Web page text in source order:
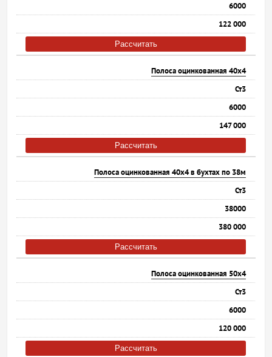
6000
122 000
Рассчитать
Полоса оцинкованная 40х4
Ст3
6000
147 000
Рассчитать
Полоса оцинкованная 40х4 в бухтах по 38м
Ст3
38000
380 000
Рассчитать
Полоса оцинкованная 50х4
Ст3
6000
120 000
Рассчитать